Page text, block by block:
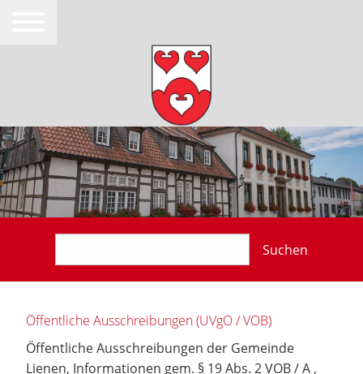
Suchen
Öffentliche Ausschreibungen (UVgO / VOB)
Öffentliche Ausschreibungen der Gemeinde
Lienen, Informationen gem. § 19 Abs. 2 VOB / A ,